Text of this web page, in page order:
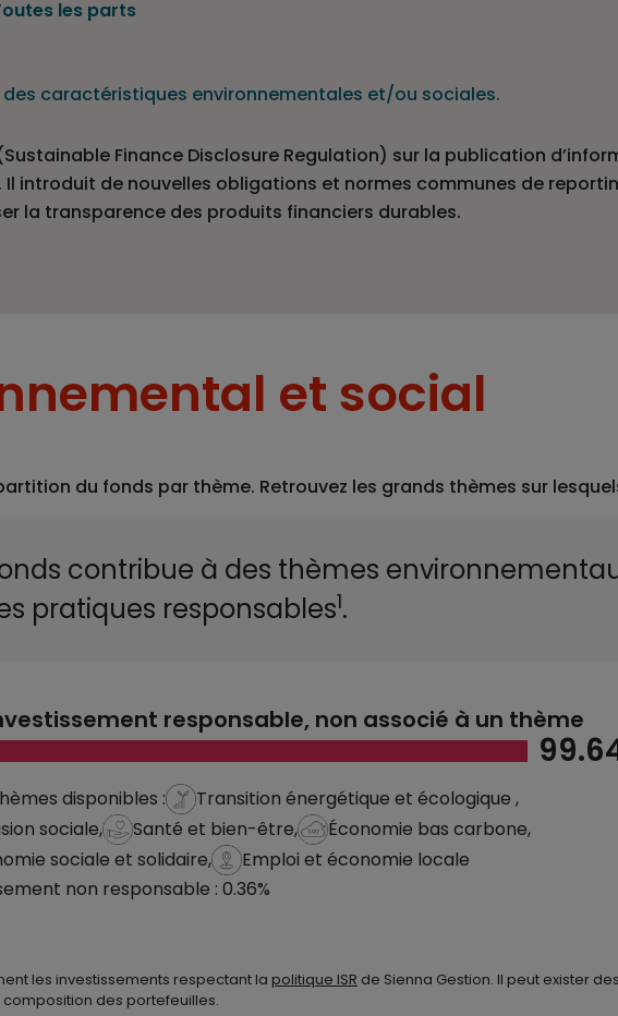
les parts
caractéristiques environnementales et/ou sociales.
(Sustainable Finance Disclosure Regulation) sur la publication
introduit de nouvelles obligations et normes communes de
la transparence des produits financiers durables.
et social
du fonds par thème. Retrouvez les grands thèmes sur
contribue à des thèmes
pratiques responsables1.
responsable, non associé à un thème
disponibles :
Transition énergétique et écologique ,
sociale,
Santé et bien-être,
Économie bas carbone,
sociale et solidaire,
Emploi et économie locale
non responsable : 0.36%
les investissements respectant la politique ISR de Sienna Gestion. Il peut exister
des portefeuilles.